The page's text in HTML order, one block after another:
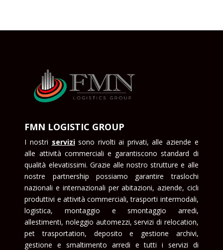
FMN LOGISTIC GROUP
I nostri servizisono rivolti ai privati, alle aziende e
alle attività commerciali e garantiscono standard di
qualità elevatissimi. Grazie alle nostro strutture e alle
nostre partnership possiamo garantire traslochi
nazionali e internazionali per abitazioni, aziende, cicli
produttivi e attività commerciali, trasporti intermodali,
logistica, montaggio e smontaggio arredi,
allestimenti, noleggio automezzi, servizi di relocation,
pet trasportation, deposito e gestione archivi,
gestione e smaltimento arredi e tutti i servizi di